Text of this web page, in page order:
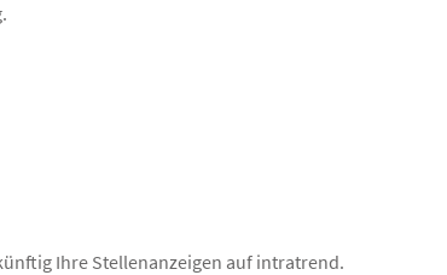
Ihre Stellenanzeigen auf intratrend.